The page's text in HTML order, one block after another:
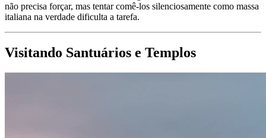
não precisa forçar, mas tentar comê-los silenciosamente como massa
italiana na verdade dificulta a tarefa.
Visitando Santuários e Templos